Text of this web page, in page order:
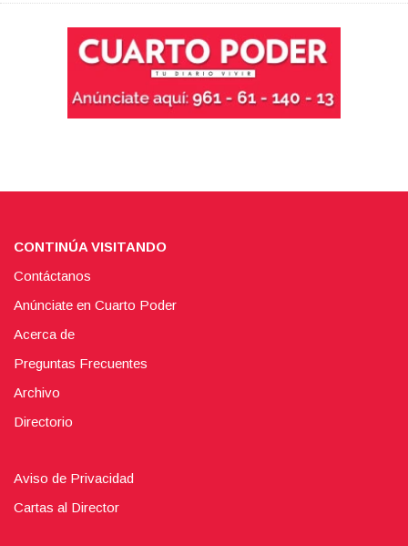
CONTINÚA VISITANDO
Contáctanos
Anúnciate en Cuarto Poder
Acerca de
Preguntas Frecuentes
Archivo
Directorio
Aviso de Privacidad
Cartas al Director